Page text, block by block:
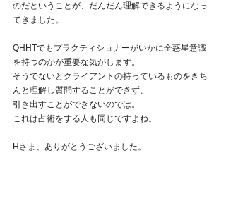
のだということが、だんだん理解できるようになっ
てきました。
QHHTでもプラクティショナーがいかに全惑星意識
を持つのかが重要な気がします。
そうでないとクライアントの持っているものをきち
んと理解し質問することができず、
引き出すことができないのでは。
これは占術をする人も同じですよね。
Hさま、ありがとうございました。